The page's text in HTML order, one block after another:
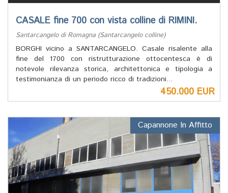
CASALE fine 700 con vista colline di RIMINI.
Santarcangelo di Romagna (Santarcangelo colline)
BORGHI vicino a SANTARCANGELO. Casale risalente alla
fine del 1700 con ristrutturazione ottocentesca è di
notevole rilevanza storica, architettonica e tipologia a
testimonianza di un periodo ricco di tradizioni...
450.000 EUR
Capannone In Affitto